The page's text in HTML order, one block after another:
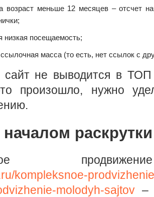
возраст меньше 12 месяцев – отсчет
низкая посещаемость;
ссылочная масса (то есть, нет ссылок с
сайт не выводится в ТОП
произошло, нужно
раскрутки
kompleksnoe-
molodyh-sajtov –